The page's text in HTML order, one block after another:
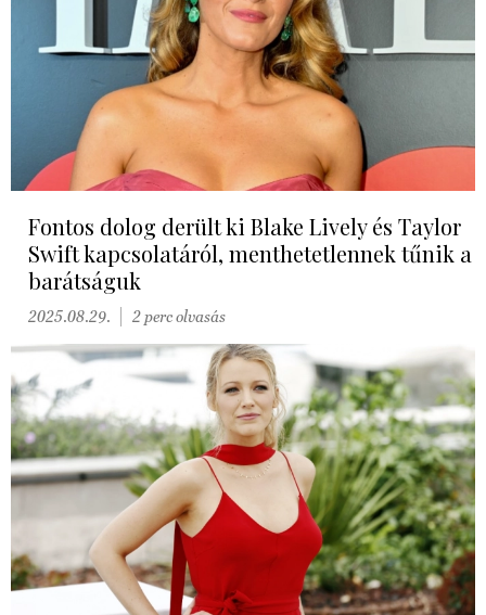
Fontos dolog derült ki Blake Lively és Taylor
Swift kapcsolatáról, menthetetlennek tűnik a
barátságuk
2025.08.29. 2 perc olvasás